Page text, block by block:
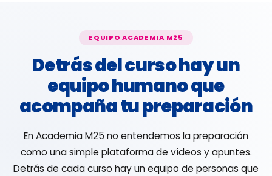
EQUIPO ACADEMIA M25
Detrás del curso hay un
equipo humano que
acompaña tu preparación
En Academia M25 no entendemos la preparación
como una simple plataforma de vídeos y apuntes.
Detrás de cada curso hay un equipo de personas que